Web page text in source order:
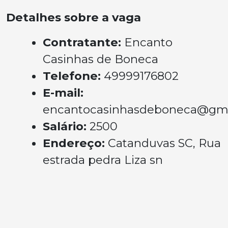
Detalhes sobre a vaga
Contratante: Encanto
Casinhas de Boneca
Telefone: 49999176802
E-mail:
Salário: 2500
Endereço: Catanduvas SC, Rua
estrada pedra Liza sn